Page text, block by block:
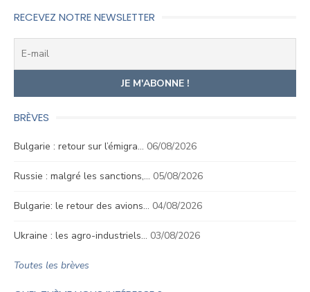
RECEVEZ NOTRE NEWSLETTER
BRÈVES
Bulgarie : retour sur l’émigra… 06/08/2026
Russie : malgré les sanctions,… 05/08/2026
Bulgarie: le retour des avions… 04/08/2026
Ukraine : les agro-industriels… 03/08/2026
Toutes les brèves